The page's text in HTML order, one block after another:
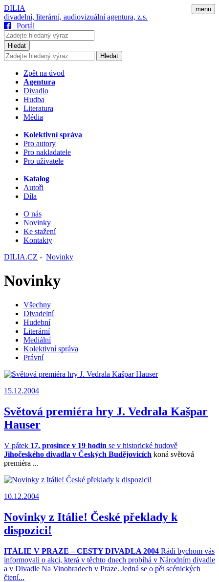
menu
DILIA
divadelní, literární, audiovizuální agentura, z.s.
Portál
Hledat
Hledat
Zpět na úvod
Agentura
Divadlo
Hudba
Literatura
Média
Kolektivní správa
Pro autory
Pro nakladatele
Pro uživatele
Katalog
Autoři
Díla
O nás
Novinky
Ke stažení
Kontakty
DILIA.CZ - Novinky
Novinky
Všechny
Divadelní
Hudební
Literární
Mediální
Kolektivní správa
Právní
15.12.2004
Světová premiéra hry J. Vedrala Kašpar
Hauser
V pátek 17. prosince v 19 hodin se v historické budově
Jihočeského divadla v Českých Budějovicích koná světová
premiéra ...
10.12.2004
Novinky z Itálie! České překlady k
dispozici!
ITÁLIE V PRAZE – CESTY DIVADLA 2004 Rádi bychom vás
informovali o akci, která v těchto dnech probíhá v Národním divadle
a v Divadle Na Vinohradech v Praze. Jedná se o pět scénických
čtení...